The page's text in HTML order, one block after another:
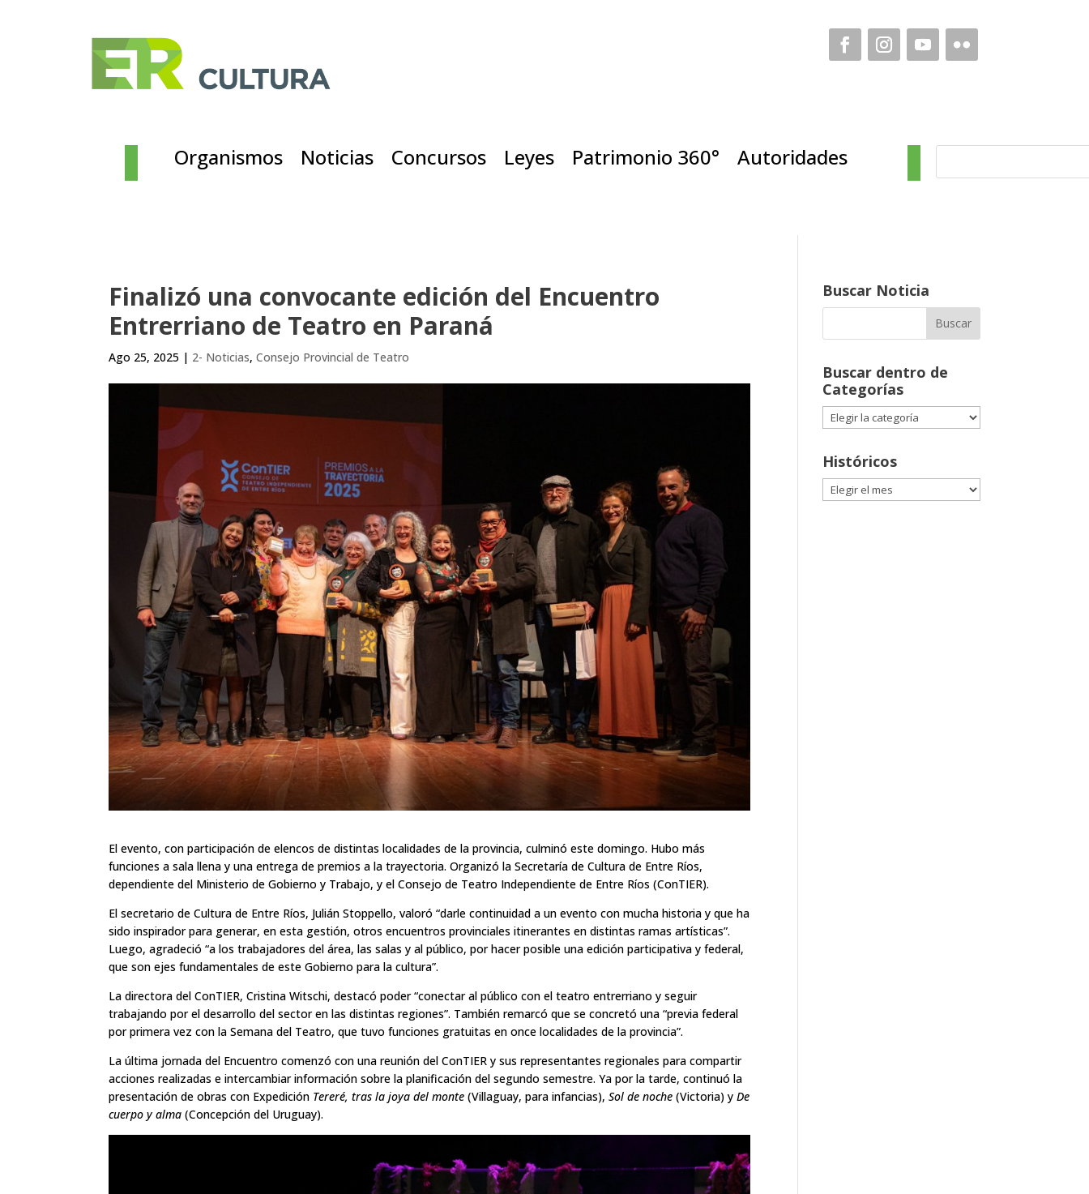
Organismos Noticias Concursos Leyes Patrimonio 360° Autoridades
Finalizó una convocante edición del Encuentro
Entrerriano de Teatro en Paraná
Ago 25, 2025 | 2- Noticias,Consejo Provincial de Teatro
El evento, con participación de elencos de distintas localidades de la provincia, culminó este domingo. Hubo más
funciones a sala llena y una entrega de premios a la trayectoria. Organizó la Secretaría de Cultura de Entre Ríos,
dependiente del Ministerio de Gobierno y Trabajo, y el Consejo de Teatro Independiente de Entre Ríos (ConTIER).
El secretario de Cultura de Entre Ríos, Julián Stoppello, valoró “darle continuidad a un evento con mucha historia y que ha
sido inspirador para generar, en esta gestión, otros encuentros provinciales itinerantes en distintas ramas artísticas”.
Luego, agradeció “a los trabajadores del área, las salas y al público, por hacer posible una edición participativa y federal,
que son ejes fundamentales de este Gobierno para la cultura”.
La directora del ConTIER, Cristina Witschi, destacó poder “conectar al público con el teatro entrerriano y seguir
trabajando por el desarrollo del sector en las distintas regiones”. También remarcó que se concretó una “previa federal
por primera vez con la Semana del Teatro, que tuvo funciones gratuitas en once localidades de la provincia”.
La última jornada del Encuentro comenzó con una reunión del ConTIER y sus representantes regionales para compartir
acciones realizadas e intercambiar información sobre la planificación del segundo semestre. Ya por la tarde, continuó la
presentación de obras con Expedición Tereré, tras la joya del monte (Villaguay, para infancias), Sol de noche(Victoria) yDe
cuerpo y alma (Concepción del Uruguay).
Buscar Noticia
Buscar dentro de
Categorías
Buscar
dentro
Categorías
Históricos
Históricos